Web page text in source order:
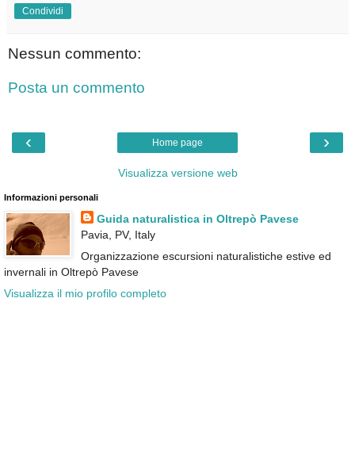
Condividi
Nessun commento:
Posta un commento
‹ ›
Home page
Visualizza versione web
Informazioni personali
Guida naturalistica in Oltrepò Pavese
Pavia, PV, Italy
Organizzazione escursioni naturalistiche estive ed
invernali in Oltrepò Pavese
Visualizza il mio profilo completo